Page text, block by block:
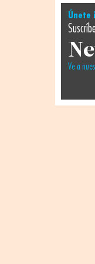
Únete
Ve a